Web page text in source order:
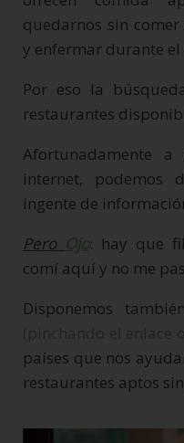
quedarnos sin
y enfermar durante el
Por eso la
restaurantes
Afortunadamente
internet, podemos
ingente de
Pero
: hay que
comí aquí y no me
Disponemos
(pinchando el enlace
países que nos
restaurantes aptos